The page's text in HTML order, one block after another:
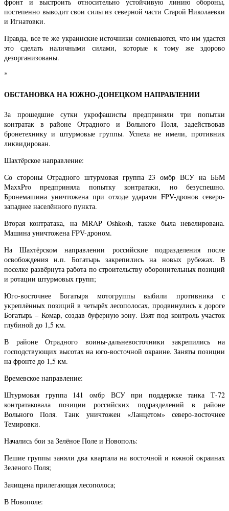
постепенно выводит свои силы из северной части Старой Николаевки
и Игнатовки.
Правда, все те же украинские источники сомневаются, что им удастся
это сделать наличными силами, которые к тому же здорово
дезорганизованы.
*
ОБСТАНОВКА НА ЮЖНО-ДОНЕЦКОМ НАПРАВЛЕНИИ
За прошедшие сутки укрофашисты предприняли три попытки
контратак в районе Отрадного и Вольного Поля, задействовав
бронетехнику и штурмовые группы. Успеха не имели, противник
ликвидирован.
Шахтёрское направление:
Со стороны Отрадного штурмовая группа 23 омбр ВСУ на ББМ
MaxxPro предприняла попытку контратаки, но безуспешно.
Бронемашина уничтожена при отходе ударами FPV-дронов северо-
западнее населённого пункта.
Вторая контратака, на MRAP Oshkosh, также была невелирована.
Машина уничтожена FPV-дроном.
На Шахтёрском направлении российские подразделения после
освобождения н.п. Богатырь закрепились на новых рубежах. В
поселке развёрнута работа по строительству оборонительных позиций
и ротации штурмовых групп;
Юго-восточнее Богатыря мотогруппы выбили противника с
укреплённых позиций в четырёх лесополосах, продвинулись к дороге
Богатырь – Комар, создав буферную зону. Взят под контроль участок
глубиной до 1,5 км.
В районе Отрадного воины-дальневосточники закрепились на
господствующих высотах на юго-восточной окраине. Заняты позиции
на фронте до 1,5 км.
Времевское направление:
Штурмовая группа 141 омбр ВСУ при поддержке танка Т-72
контратаковала позиции российских подразделений в районе
Вольного Поля. Танк уничтожен «Ланцетом» северо-восточнее
Темировки.
Начались бои за Зелёное Поле и Новополь:
Пешие группы заняли два квартала на восточной и южной окраинах
Зеленого Поля;
Зачищена прилегающая лесополоса;
В Новополе: